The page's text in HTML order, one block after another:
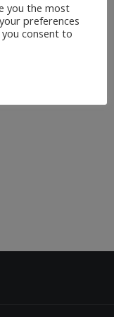
mit namhaften
Shiseido
Yoga-
das
Mitarbeiter...
you the most
preferences
you consent to